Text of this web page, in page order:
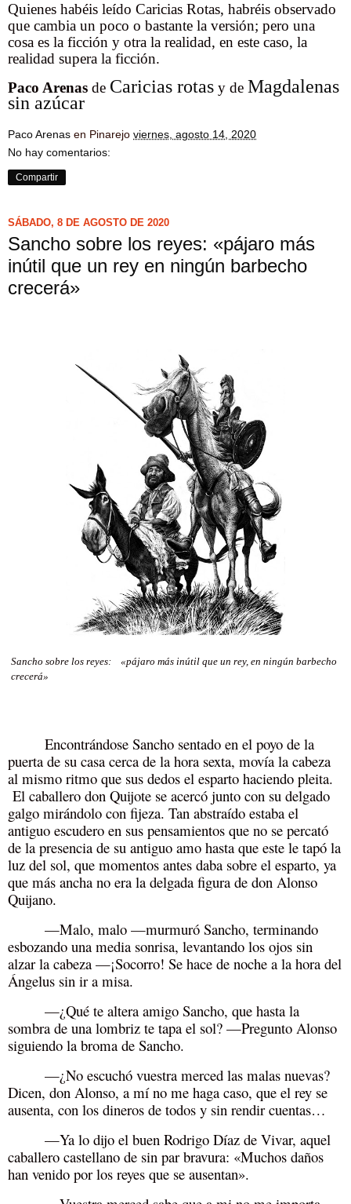
Quienes habéis leído Caricias Rotas, habréis observado
que cambia un poco o bastante la versión; pero una
cosa es la ficción y otra la realidad, en este caso, la
realidad supera la ficción.
Paco Arenas de Caricias rotas y de Magdalenas
sin azúcar
Paco Arenas en Pinarejo viernes, agosto 14, 2020
No hay comentarios:
Compartir
SÁBADO, 8 DE AGOSTO DE 2020
Sancho sobre los reyes: «pájaro más
inútil que un rey en ningún barbecho
crecerá»
Sancho sobre los reyes: «pájaro más inútil que un rey, en ningún barbecho
crecerá»
Encontrándose Sancho sentado en el poyo de la
puerta de su casa cerca de la hora sexta, movía la cabeza
al mismo ritmo que sus dedos el esparto haciendo pleita.
El caballero don Quijote se acercó junto con su delgado
galgo mirándolo con fijeza. Tan abstraído estaba el
antiguo escudero en sus pensamientos que no se percató
de la presencia de su antiguo amo hasta que este le tapó la
luz del sol, que momentos antes daba sobre el esparto, ya
que más ancha no era la delgada figura de don Alonso
Quijano.
—Malo, malo —murmuró Sancho, terminando
esbozando una media sonrisa, levantando los ojos sin
alzar la cabeza —¡Socorro! Se hace de noche a la hora del
Ángelus sin ir a misa.
—¿Qué te altera amigo Sancho, que hasta la
sombra de una lombriz te tapa el sol? —Pregunto Alonso
siguiendo la broma de Sancho.
—¿No escuchó vuestra merced las malas nuevas?
Dicen, don Alonso, a mí no me haga caso, que el rey se
ausenta, con los dineros de todos y sin rendir cuentas…
—Ya lo dijo el buen Rodrigo Díaz de Vivar, aquel
caballero castellano de sin par bravura: «Muchos daños
han venido por los reyes que se ausentan».